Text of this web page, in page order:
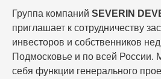
Группа компаний SEVERIN
приглашает к сотрудничеству
инвесторов и собственников
Подмосковье и по всей России.
себя функции генерального